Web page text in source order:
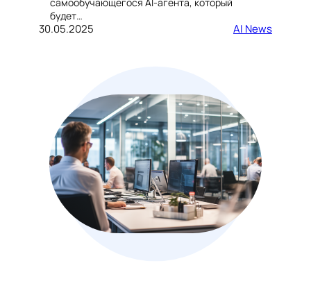
будет…
30.05.2025 AI News